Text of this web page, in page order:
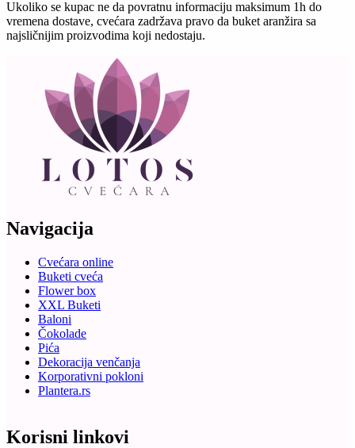
Ukoliko se kupac ne da povratnu informaciju maksimum 1h do
vremena dostave, cvećara zadržava pravo da buket aranžira sa
najsličnijim proizvodima koji nedostaju.
Navigacija
Cvećara online
Buketi cveća
Flower box
XXL Buketi
Baloni
Čokolade
Pića
Dekoracija venčanja
Korporativni pokloni
Plantera.rs
Korisni linkovi